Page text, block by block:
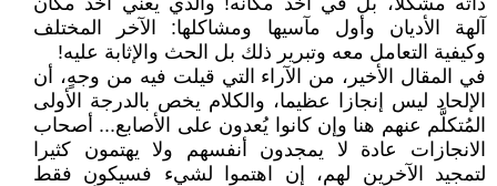
آلهة الأديان وأول مآسيها ومشاكلها: الآخر المختلف
وكيفية التعامل معه وتبرير ذلك بل الحث والإثابة عليه!
في المقال الأخير، من الآراء التي قيلت فيه من وجهٍ، أن
الإلحاد ليس إنجازا عظيما، والكلام يخص بالدرجة الأولى
المُتكلَّم عنهم هنا وإن كانوا يُعدون على الأصابع... أصحاب
الانجازات عادة لا يمجدون أنفسهم ولا يهتمون كثيرا
لتمجيد الآخرين لهم، إن اهتموا لشيء فسيكون فقط